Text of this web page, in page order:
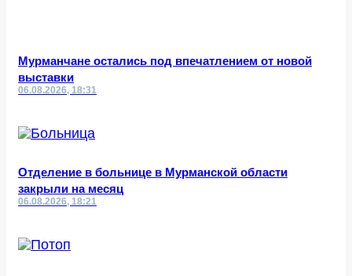
Мурманчане остались под впечатлением от новой
выставки
06.08.2026, 18:31
Отделение в больнице в Мурманской области
закрыли на месяц
06.08.2026, 18:21